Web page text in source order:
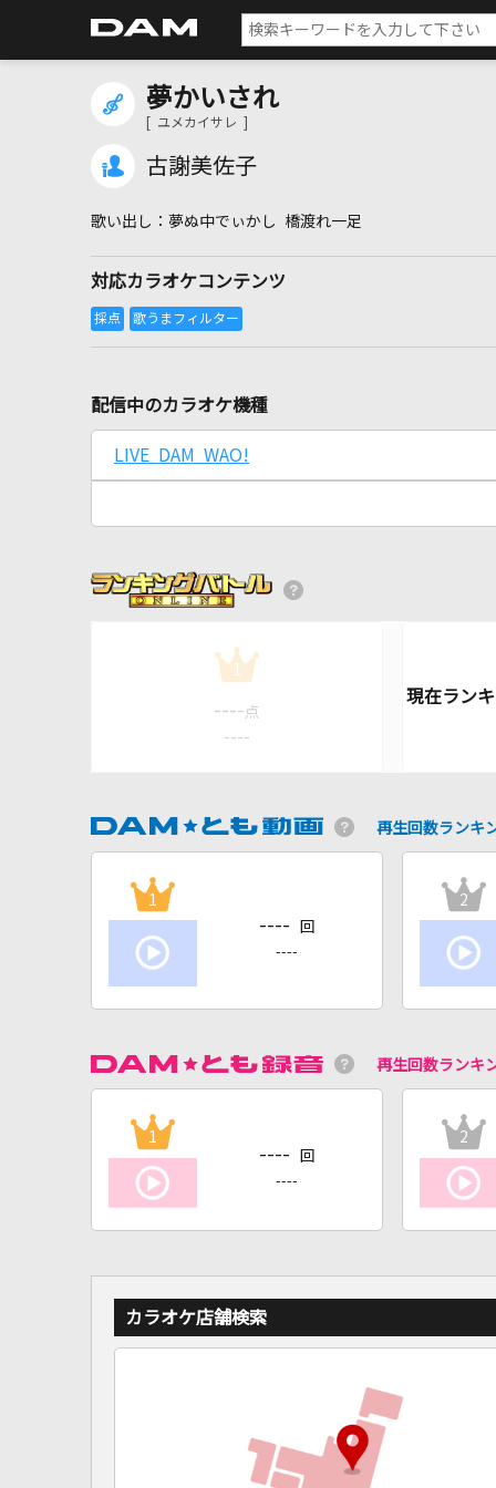
夢かいされ
[ ユメカイサレ ]
古謝美佐子
夢ぬ中でぃかし 橋渡れ一足
対応カラオケコンテンツ
配信中のカラオケ機種
LIVE DAM WAO!
1
---- 点
----
再生回数ランキ
1
---- 回
----
2
再生回数ランキ
1
---- 回
----
2
カラオケ店舗検索